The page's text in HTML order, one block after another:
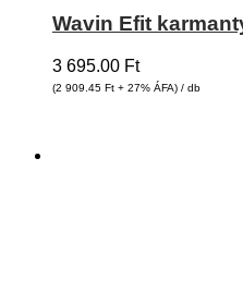
Wavin Efit
3 695.00 Ft
(2 909.45 Ft + 27% ÁFA) / db